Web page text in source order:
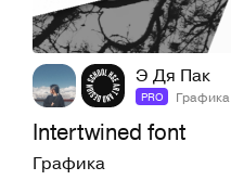
Э Дя Пак
PRO Графика
Intertwined font
Графика